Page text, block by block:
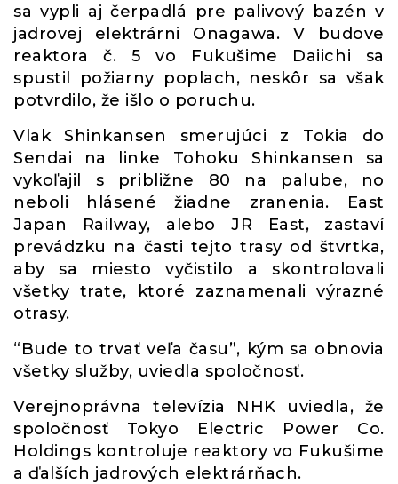
sa vypli aj čerpadlá pre palivový bazén v
jadrovej elektrárni Onagawa. V budove
reaktora č. 5 vo Fukušime Daiichi sa
spustil požiarny poplach, neskôr sa však
potvrdilo, že išlo o poruchu.
Vlak Shinkansen smerujúci z Tokia do
Sendai na linke Tohoku Shinkansen sa
vykoľajil s približne 80 na palube, no
neboli hlásené žiadne zranenia. East
Japan Railway, alebo JR East, zastaví
prevádzku na časti tejto trasy od štvrtka,
aby sa miesto vyčistilo a skontrolovali
všetky trate, ktoré zaznamenali výrazné
otrasy.
“Bude to trvať veľa času”, kým sa obnovia
všetky služby, uviedla spoločnosť.
Verejnoprávna televízia NHK uviedla, že
spoločnosť Tokyo Electric Power Co.
Holdings kontroluje reaktory vo Fukušime
a ďalších jadrových elektrárňach.